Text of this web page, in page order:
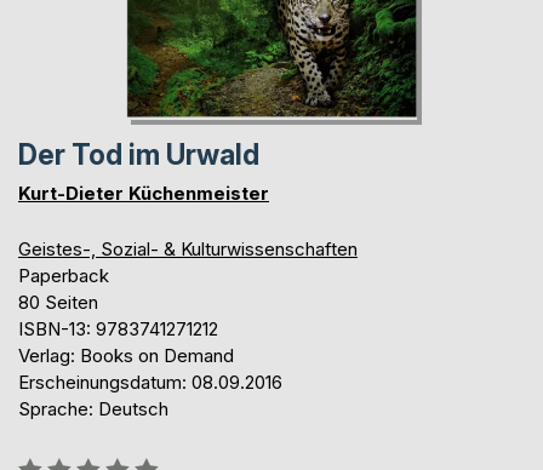
Der Tod im Urwald
Kurt-Dieter Küchenmeister
Geistes-, Sozial- & Kulturwissenschaften
Paperback
80 Seiten
ISBN-13: 9783741271212
Verlag: Books on Demand
Erscheinungsdatum: 08.09.2016
Sprache: Deutsch
Bewertung::